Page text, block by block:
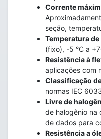
Corrente
seção,
Temperatura
(fixo), -5 °C a
Resistência à
aplicações com
Classificação
normas IEC
Livre de
de halogênio na
de dados para
Resistência a